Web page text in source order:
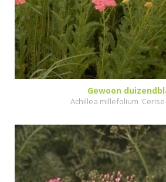
Gewoon
Achillea millefolium